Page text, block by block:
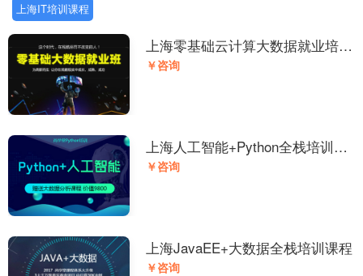
上海IT培训课程
上海零基础云计算大数据就业培训
课程
￥咨询
上海人工智能+Python全栈培训课
程
￥咨询
上海JavaEE+大数据全栈培训课程
￥咨询